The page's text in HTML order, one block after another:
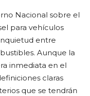
Nacional sobre el
para vehículos
entre
Aunque la
inmediata en el
claras
que se tendrán